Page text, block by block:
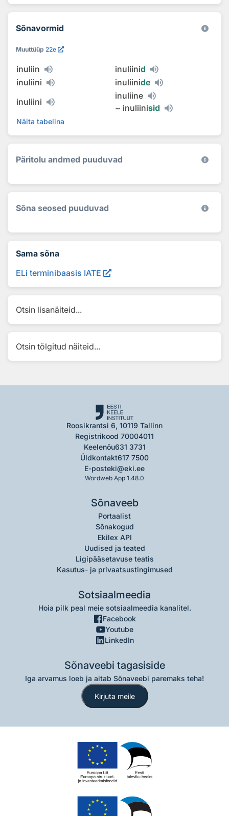
Sõnavormid
Muuttüüp 22e
inuliin inuliinid
inuliini
inuliinide
inuliini
inuliine
~ inuliinisid
Näita tabelina
Päritolu andmed puuduvad
Sõna seosed puuduvad
Sama sõna
ELi terminibaasis IATE
Otsin lisanäiteid...
Otsin tõlgitud näiteid...
Roosikrantsi 6, 10119 Tallinn
Registrikood 70004011
Keelenõu631 3731
Üldkontakt617 7500
E-posteki@eki.ee
Wordweb App 1.48.0
Sõnaveeb
Portaalist
Sõnakogud
Ekilex API
Uudised ja teated
Ligipääsetavuse teatis
Kasutus- ja privaatsustingimused
Sotsiaalmeedia
Hoia pilk peal meie sotsiaalmeedia kanalitel.
Facebook
Youtube
LinkedIn
Sõnaveebi tagasiside
Iga arvamus loeb ja aitab Sõnaveebi paremaks teha!
Kirjuta meile